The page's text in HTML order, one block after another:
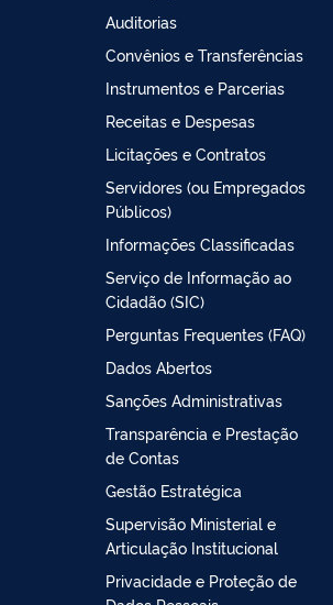
Auditorias
Convênios e Transferências
Instrumentos e Parcerias
Receitas e Despesas
Licitações e Contratos
Servidores (ou Empregados
Públicos)
Informações Classificadas
Serviço de Informação ao
Cidadão (SIC)
Perguntas Frequentes (FAQ)
Dados Abertos
Sanções Administrativas
Transparência e Prestação
de Contas
Gestão Estratégica
Supervisão Ministerial e
Articulação Institucional
Privacidade e Proteção de